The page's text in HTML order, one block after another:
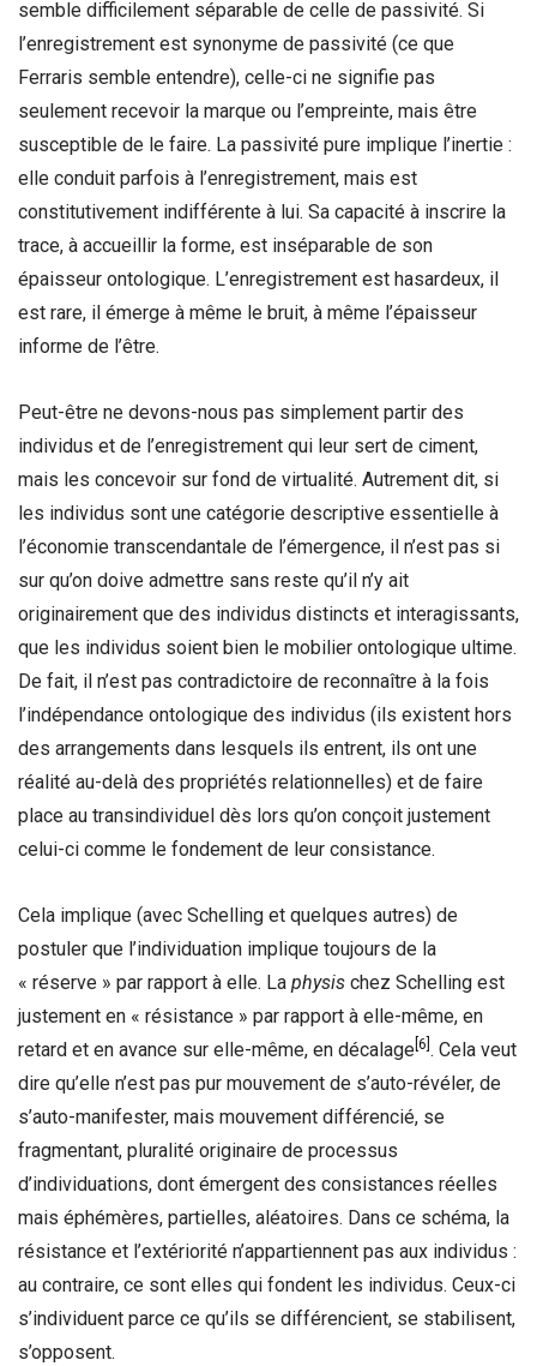
semble difficilement séparable de celle de passivité. Si
l’enregistrement est synonyme de passivité (ce que
Ferraris semble entendre), celle-ci ne signifie pas
seulement recevoir la marque ou l’empreinte, mais être
susceptible de le faire. La passivité pure implique l’inertie :
elle conduit parfois à l’enregistrement, mais est
constitutivement indifférente à lui. Sa capacité à inscrire la
trace, à accueillir la forme, est inséparable de son
épaisseur ontologique. L’enregistrement est hasardeux, il
est rare, il émerge à même le bruit, à même l’épaisseur
informe de l’être.
Peut-être ne devons-nous pas simplement partir des
individus et de l’enregistrement qui leur sert de ciment,
mais les concevoir sur fond de virtualité. Autrement dit, si
les individus sont une catégorie descriptive essentielle à
l’économie transcendantale de l’émergence, il n’est pas si
sur qu’on doive admettre sans reste qu’il n’y ait
originairement que des individus distincts et interagissants,
que les individus soient bien le mobilier ontologique ultime.
De fait, il n’est pas contradictoire de reconnaître à la fois
l’indépendance ontologique des individus (ils existent hors
des arrangements dans lesquels ils entrent, ils ont une
réalité au-delà des propriétés relationnelles) et de faire
place au transindividuel dès lors qu’on conçoit justement
celui-ci comme le fondement de leur consistance.
Cela implique (avec Schelling et quelques autres) de
postuler que l’individuation implique toujours de la
« réserve » par rapport à elle. La physis chez Schelling est
justement en « résistance » par rapport à elle-même, en
retard et en avance sur elle-même, en décalage [6] . Cela veut
dire qu’elle n’est pas pur mouvement de s’auto-révéler, de
s’auto-manifester, mais mouvement différencié, se
fragmentant, pluralité originaire de processus
d’individuations, dont émergent des consistances réelles
mais éphémères, partielles, aléatoires. Dans ce schéma, la
résistance et l’extériorité n’appartiennent pas aux individus :
au contraire, ce sont elles qui fondent les individus. Ceux-ci
s’individuent parce ce qu’ils se différencient, se stabilisent,
s’opposent.